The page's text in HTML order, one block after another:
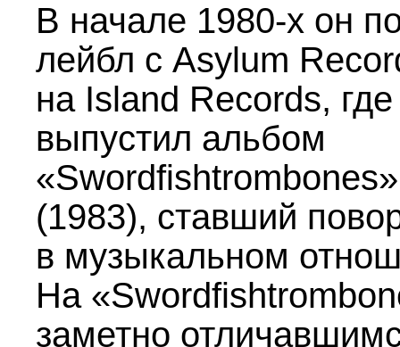
В начале 1980-х он
лейбл с Asylum
на Island Records, где
выпустил альбом
«Swordfishtrombones»
(1983), ставший
в музыкальном
На
заметно